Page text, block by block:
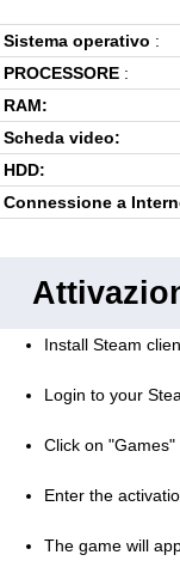
Sistema operativo :
PROCESSORE:
RAM:
Scheda video:
HDD:
Connessione a
Install Steam
Login to your
Click on
Enter the
The game will